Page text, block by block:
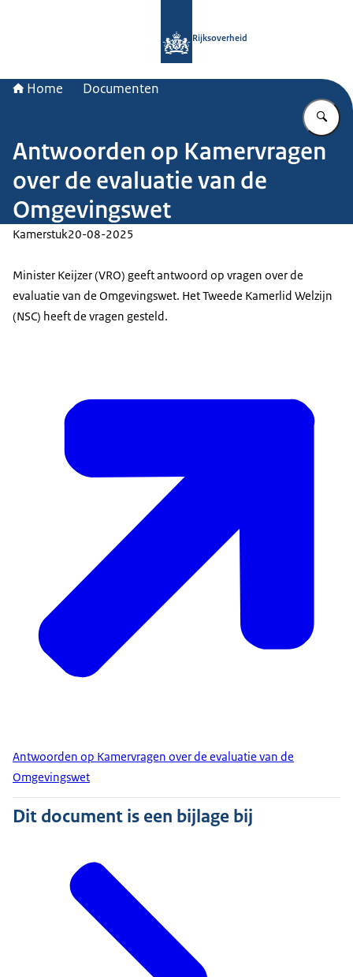
Rijksoverheid
Home Documenten
Antwoorden op Kamervragen
over de evaluatie van de
Omgevingswet
Kamerstuk20-08-2025
Minister Keijzer (VRO) geeft antwoord op vragen over de
evaluatie van de Omgevingswet. Het Tweede Kamerlid Welzijn
(NSC) heeft de vragen gesteld.
Antwoorden op Kamervragen over de evaluatie van de
Omgevingswet
Dit document is een bijlage bij